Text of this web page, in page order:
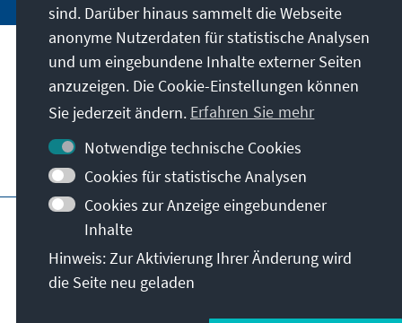
Anschrift
Kontakt
Besuchen Sie auch
Hauptseite der KAS Impressum
Datenschutz
Nutzungsbedingungen
Erklärung zur Barrierefreiheit
Barriere melden
Allg. Geschäftsbedingungen
© Konrad-Adenauer-Stiftung e.V. 2026
sind. Darüber hinaus sammelt die Webseite
anonyme Nutzerdaten für statistische Analysen
und um eingebundene Inhalte externer Seiten
anzuzeigen. Die Cookie-Einstellungen können
Sie jederzeit ändern. Erfahren Sie mehr
Notwendige technische Cookies
Cookies für statistische Analysen
Cookies zur Anzeige eingebundener
Inhalte
Hinweis: Zur Aktivierung Ihrer Änderung wird
die Seite neu geladen